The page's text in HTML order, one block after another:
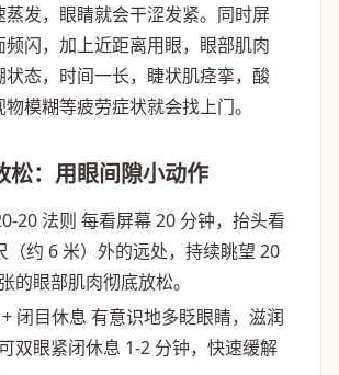
蒸发，眼睛就会干涩发紧。同时屏
闪，加上近距离用眼，眼部肌肉
状态，时间一长，睫状肌痉挛，酸
模糊等疲劳症状就会找上门。
松：用眼间隙小动作
20 法则 每看屏幕 20 分钟，抬头看
（约 6 米）外的远处，持续眺望 20
的眼部肌肉彻底放松。
闭目休息 有意识地多眨眼睛，滋润
双眼紧闭休息 1-2 分钟，快速缓解